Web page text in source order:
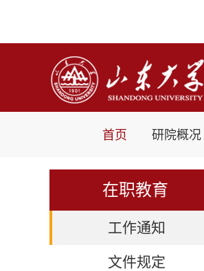
首页 研院概况
在职教育
工作通知
文件规定